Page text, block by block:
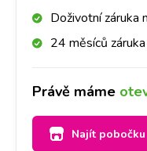
Doživotní záruka
24 měsíců
Právě máme
Najít pobočku